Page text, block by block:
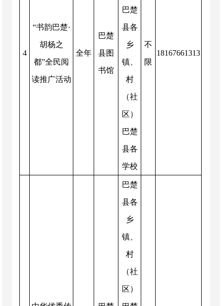
4
“书韵巴楚·
胡杨之
都”全民阅
读推广活动
全年
巴楚
县图
书馆
巴楚
县各
乡
镇、
村
（社
区）
巴楚
县各
学校
不
限
18167661313
巴楚
县各
乡
镇、
村
（社
区）